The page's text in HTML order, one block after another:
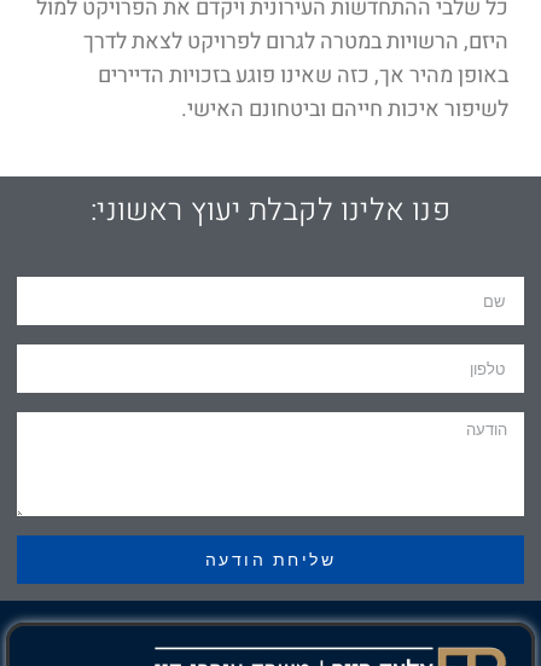
כל שלבי ההתחדשות העירונית ויקדם את הפרויקט למול
היזם, הרשויות במטרה לגרום לפרויקט לצאת לדרך
באופן מהיר אך, כזה שאינו פוגע בזכויות הדיירים
לשיפור איכות חייהם וביטחונם האישי.
פנו אלינו לקבלת יעוץ ראשוני:
שליחת הודעה